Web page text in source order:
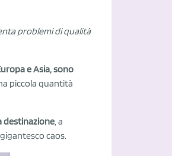
problemi di qualità
e Asia, sono
piccola quantità
destinazione, a
caos.